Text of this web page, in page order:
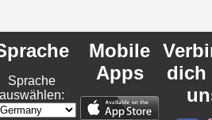
Sprache
auswählen:
Mobile
Apps
dich